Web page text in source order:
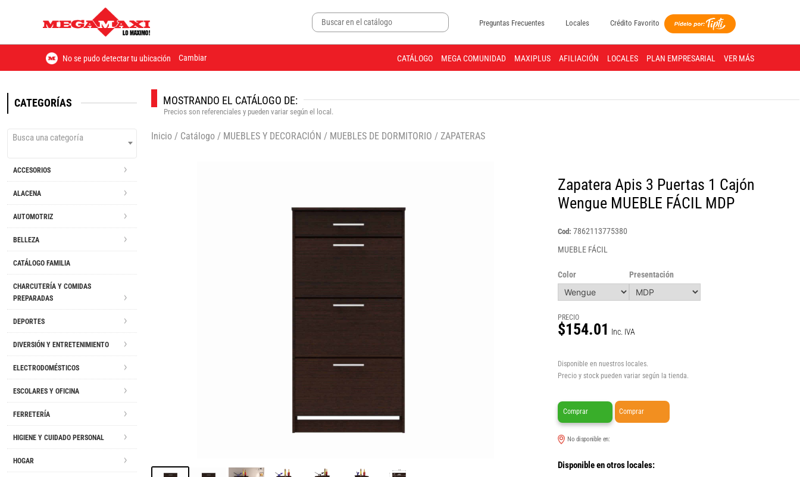
Preguntas Frecuentes Locales Crédito Favorito
No se pudo detectar tu ubicación Cambiar CATÁLOGO MEGA COMUNIDAD MAXIPLUS AFILIACIÓN LOCALES PLAN EMPRESARIAL VER MÁS
CATEGORÍAS
Busca una categoría
ACCESORIOS
ALACENA
AUTOMOTRIZ
BELLEZA
CATÁLOGO FAMILIA
CHARCUTERÍA Y COMIDAS
PREPARADAS
DEPORTES
DIVERSIÓN Y ENTRETENIMIENTO
ELECTRODOMÉSTICOS
ESCOLARES Y OFICINA
FERRETERÍA
HIGIENE Y CUIDADO PERSONAL
HOGAR
MOSTRANDO EL CATÁLOGO DE:
Precios son referenciales y pueden variar según el local.
Inicio / Catálogo / MUEBLES Y DECORACIÓN / MUEBLES DE DORMITORIO / ZAPATERAS
Zapatera Apis 3 Puertas 1 Cajón
Wengue MUEBLE FÁCIL MDP
Cod: 7862113775380
MUEBLE FÁCIL
Color Presentación
PRECIO
$154.01 Inc. IVA
Disponible en nuestros locales.
Precio y stock pueden variar según la tienda.
Comprar Comprar
No disponible en:
Disponible en otros locales: